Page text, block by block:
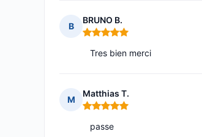
B
BRUNO B.
Note : 5 sur 5
Tres bien merci
M
Matthias T.
Note : 5 sur 5
passe